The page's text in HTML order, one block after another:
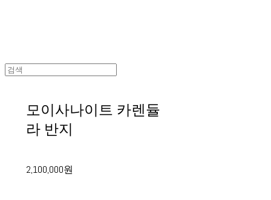
모이사나이트 카렌듈
라 반지
2,100,000원